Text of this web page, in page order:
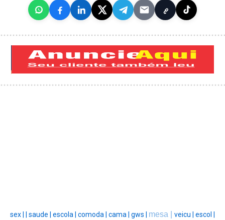
sex | saude | escola | comoda | cama | gws | mesa | veicu | escol |